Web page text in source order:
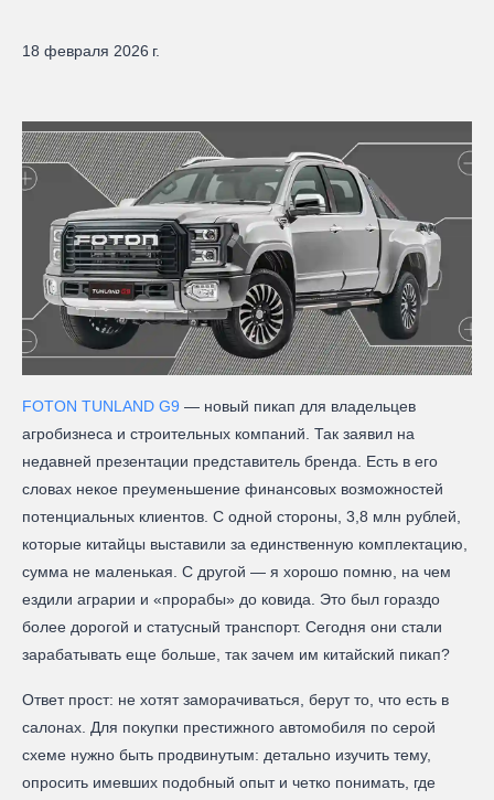
18 февраля 2026 г.
FOTON TUNLAND G9 — новый пикап для владельцев
агробизнеса и строительных компаний. Так заявил на
недавней презентации представитель бренда. Есть в его
словах некое преуменьшение финансовых возможностей
потенциальных клиентов. С одной стороны, 3,8 млн рублей,
которые китайцы выставили за единственную комплектацию,
сумма не маленькая. С другой — я хорошо помню, на чем
ездили аграрии и «прорабы» до ковида. Это был гораздо
более дорогой и статусный транспорт. Сегодня они стали
зарабатывать еще больше, так зачем им китайский пикап?
Ответ прост: не хотят заморачиваться, берут то, что есть в
салонах. Для покупки престижного автомобиля по серой
схеме нужно быть продвинутым: детально изучить тему,
опросить имевших подобный опыт и четко понимать, где